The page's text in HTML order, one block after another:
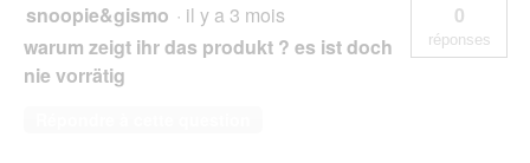
snoopie&gismo · il y a 3 mois
warum zeigt ihr das produkt ? es ist doch
nie vorrätig
0
réponses